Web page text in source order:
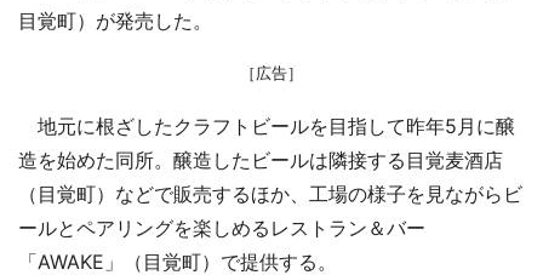
目覚町）が発売した。
［広告］
地元に根ざしたクラフトビールを目指して昨年5月に醸
造を始めた同所。醸造したビールは隣接する目覚麦酒店
（目覚町）などで販売するほか、工場の様子を見ながらビ
ールとペアリングを楽しめるレストラン＆バー
「AWAKE」（目覚町）で提供する。